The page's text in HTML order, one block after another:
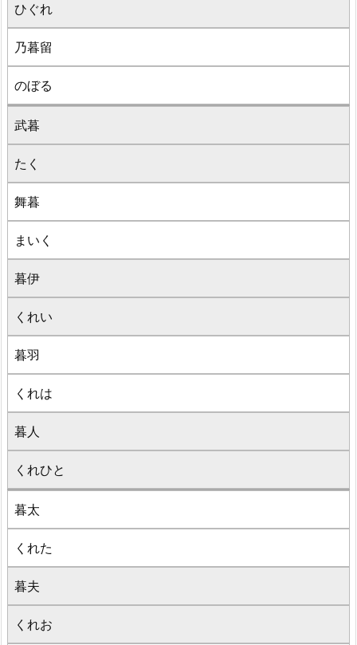
ひぐれ
乃暮留
のぼる
武暮
たく
舞暮
まいく
暮伊
くれい
暮羽
くれは
暮人
くれひと
暮太
くれた
暮夫
くれお